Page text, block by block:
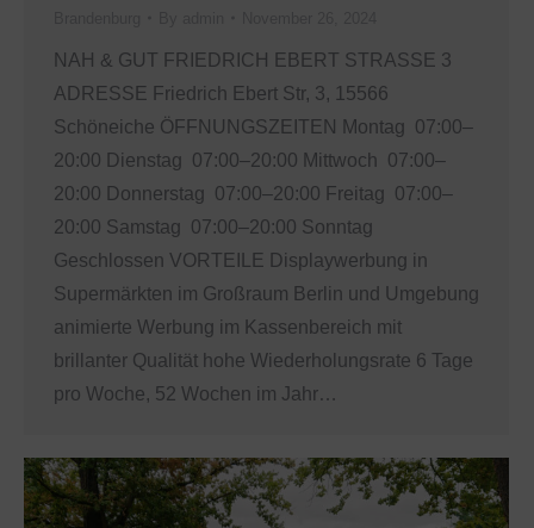
NAH & GUT FRIEDRICH EBERT STRASSE 3
ADRESSE Friedrich Ebert Str, 3, 15566
Schöneiche ÖFFNUNGSZEITEN Montag 07:00–
20:00 Dienstag 07:00–20:00 Mittwoch 07:00–
20:00 Donnerstag 07:00–20:00 Freitag 07:00–
20:00 Samstag 07:00–20:00 Sonntag
Geschlossen VORTEILE Displaywerbung in
Supermärkten im Großraum Berlin und Umgebung
animierte Werbung im Kassenbereich mit
brillanter Qualität hohe Wiederholungsrate 6 Tage
pro Woche, 52 Wochen im Jahr…